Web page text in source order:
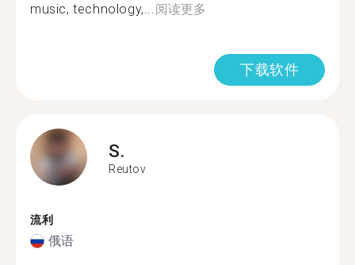
music, technology,... 阅读更多
下载软件
S.
Reutov
流利
俄语